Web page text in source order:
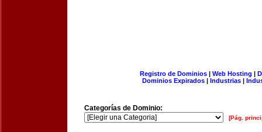
Registro de Dominios| Web Hosting |
Dominios Expirados | Industrias |
Categorías de Dominio:
[Pág.